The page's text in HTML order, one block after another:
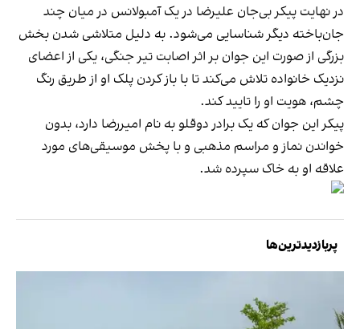
در نهایت پیکر بی‌جان علیرضا در یک آمبولانس در میان چند
جان‌باخته دیگر شناسایی می‌شود. به دلیل متلاشی شدن بخش
بزرگی از صورت این جوان بر اثر اصابت تیر جنگی، یکی از اعضای
نزدیک خانواده تلاش می‌کند تا با باز کردن پلک او از طریق رنگ
چشم، هویت او را تایید کند.
پیکر این جوان که یک برادر دوقلو به نام امیررضا دارد، بدون
خواندن نماز و مراسم مذهبی و با پخش موسیقی‌های مورد
علاقه او به خاک سپرده شد.
پربازدیدترین‌ها